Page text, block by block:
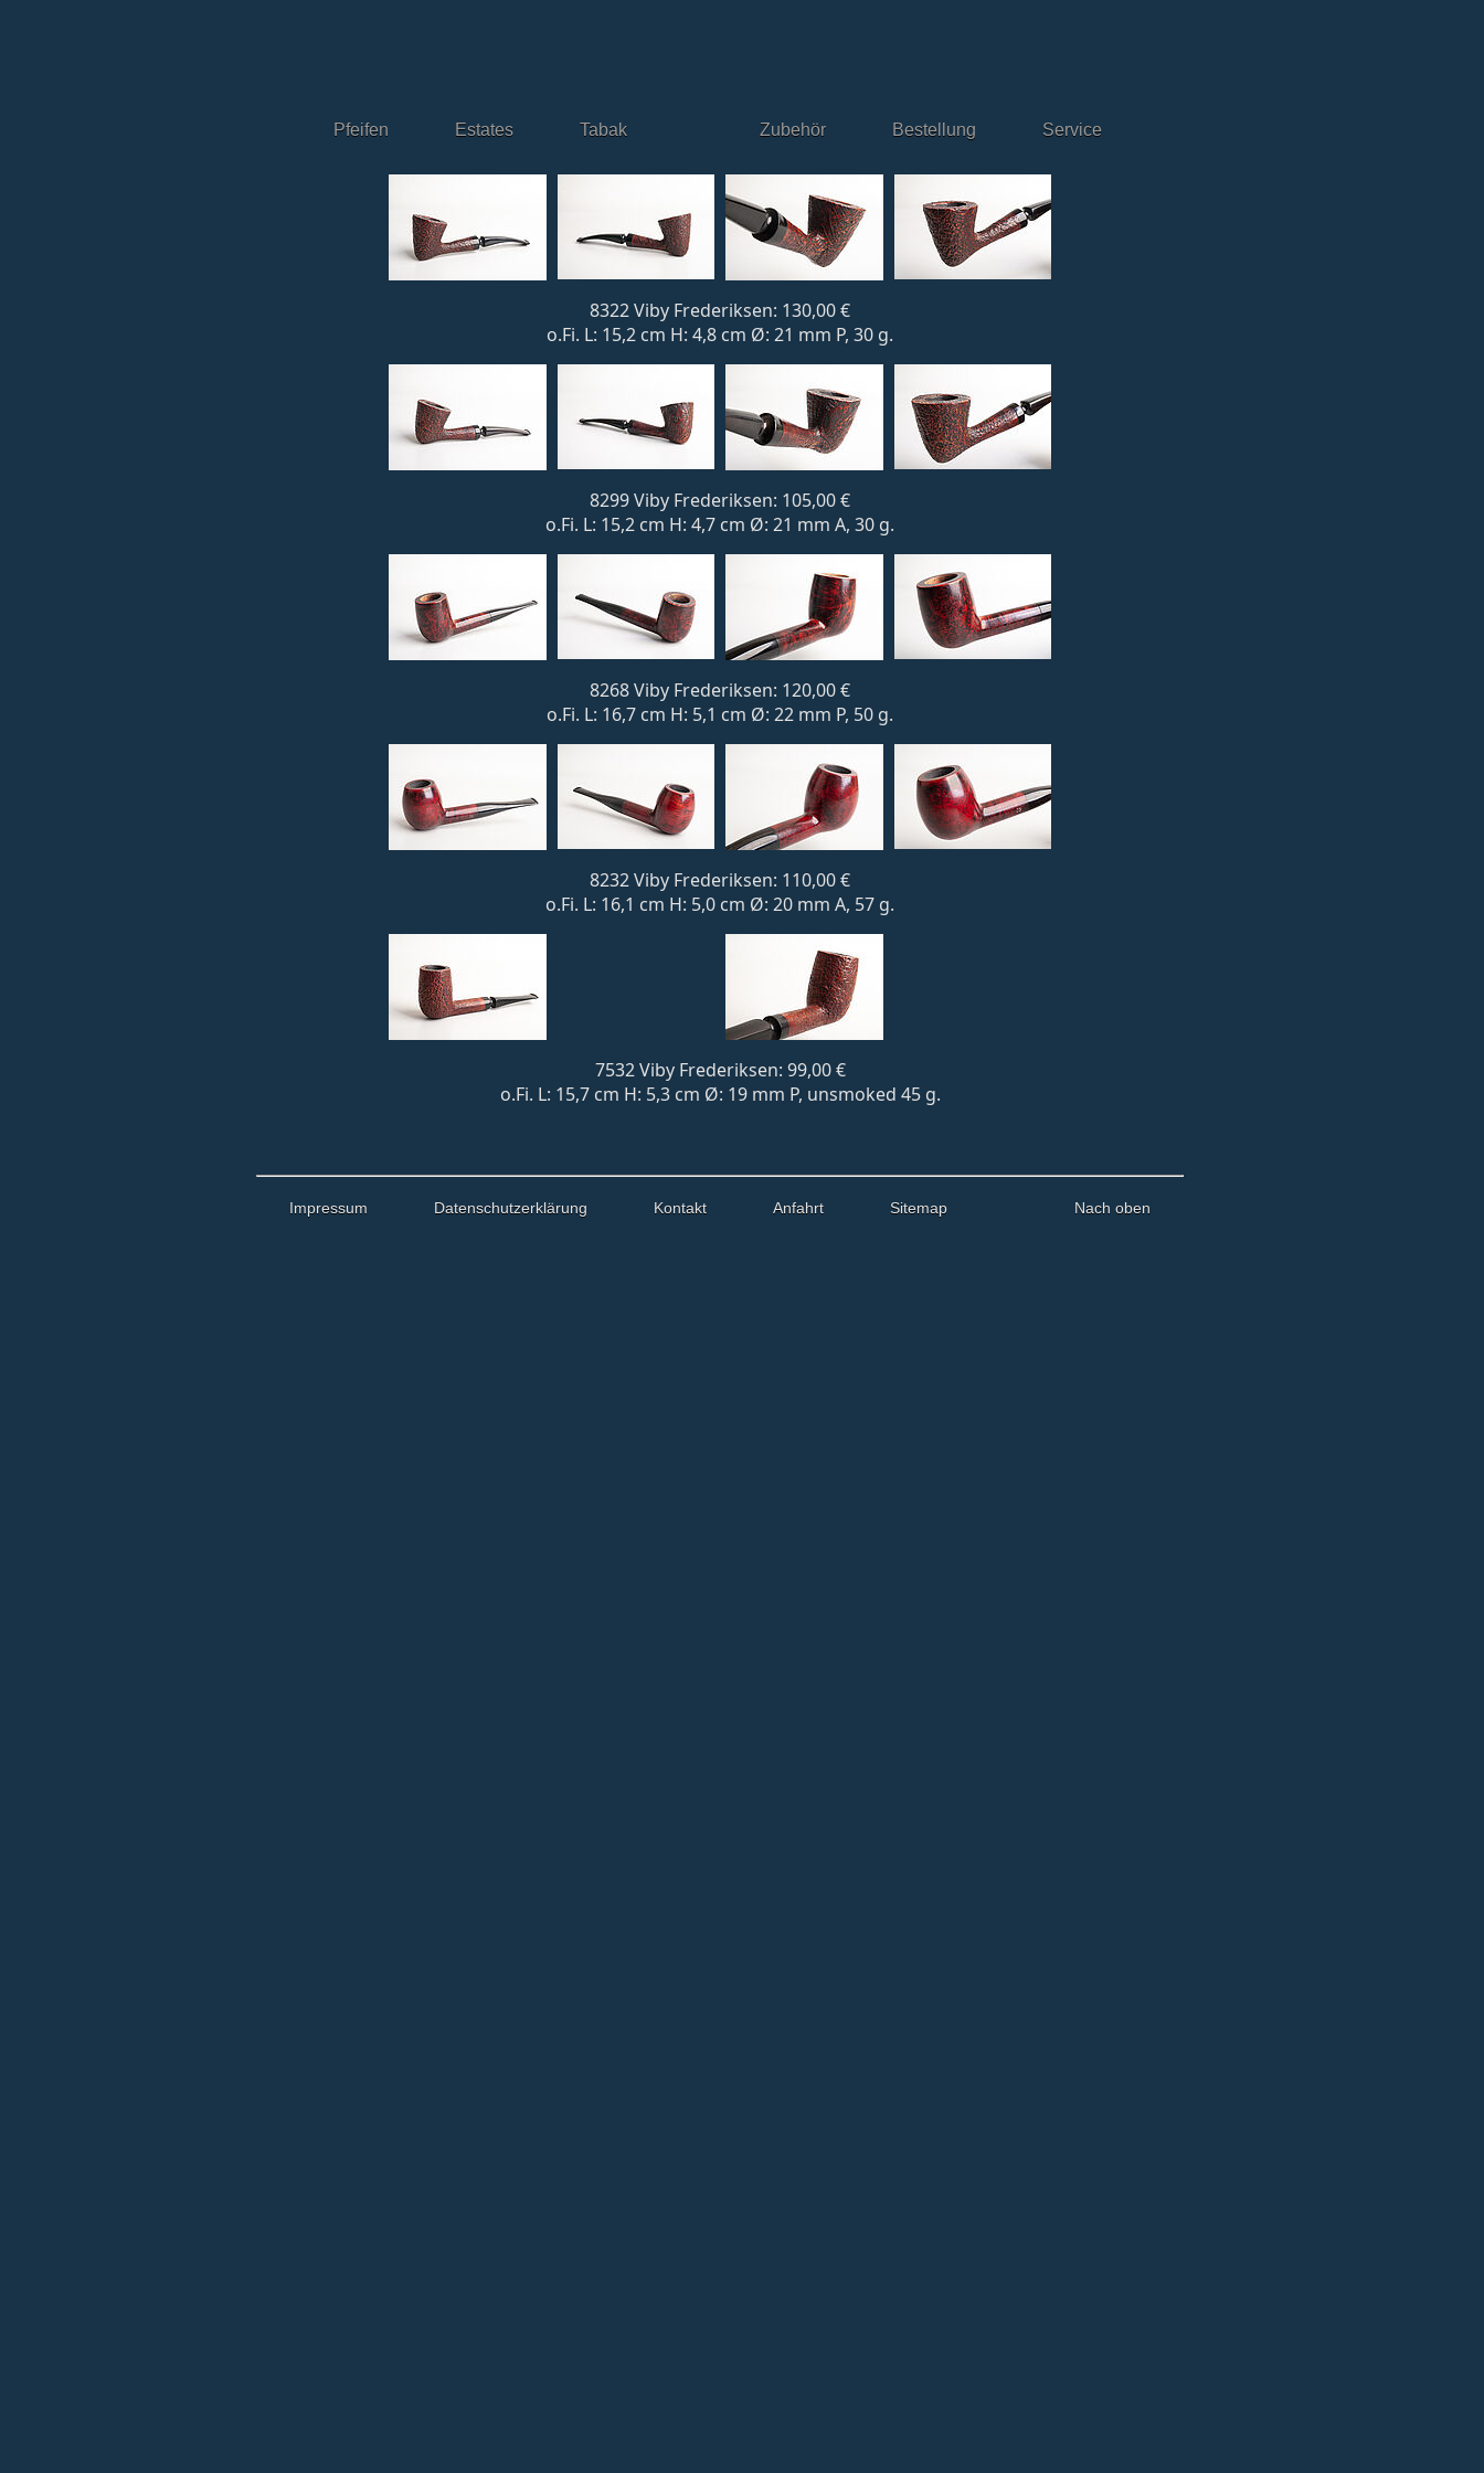
Pfeifen Estates Tabak Zubehör Bestellung Service
8322 Viby Frederiksen: 130,00 €
o.Fi. L: 15,2 cm H: 4,8 cm Ø: 21 mm P, 30 g.
8299 Viby Frederiksen: 105,00 €
o.Fi. L: 15,2 cm H: 4,7 cm Ø: 21 mm A, 30 g.
8268 Viby Frederiksen: 120,00 €
o.Fi. L: 16,7 cm H: 5,1 cm Ø: 22 mm P, 50 g.
8232 Viby Frederiksen: 110,00 €
o.Fi. L: 16,1 cm H: 5,0 cm Ø: 20 mm A, 57 g.
7532 Viby Frederiksen: 99,00 €
o.Fi. L: 15,7 cm H: 5,3 cm Ø: 19 mm P, unsmoked 45 g.
Impressum Datenschutzerklärung Kontakt Anfahrt Sitemap Nach oben